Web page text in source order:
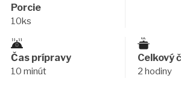
Porcie
10ks
Čas prípravy
10 minút
Celkový
2 hodiny